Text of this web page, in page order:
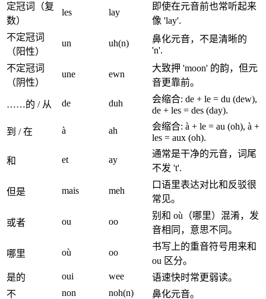
定冠词（复
数）
les lay
即使在元音前也常听起来
像 'lay'.
不定冠词
（阳性）
un uh(n)
鼻化元音，不是清晰的
'n'.
不定冠词
（阴性）
une ewn
大致押 'moon' 的韵，但元
音更靠前。
……的 / 从 de duh
会缩合: de + le = du (dew),
de + les = des (day).
到 / 在 à ah
会缩合: à + le = au (oh), à +
les = aux (oh).
和 et ay
通常是干净的元音，词尾
不发 't'.
但是 mais meh
口语里表达对比和反驳很
常见。
或者 ou oo
别和 où（哪里）混淆，发
音相同，意思不同。
哪里 où oo
书写上的重音符号用来和
ou 区分。
是的
oui wee
语速快时常更弱读。
不
non noh(n) 鼻化元音。